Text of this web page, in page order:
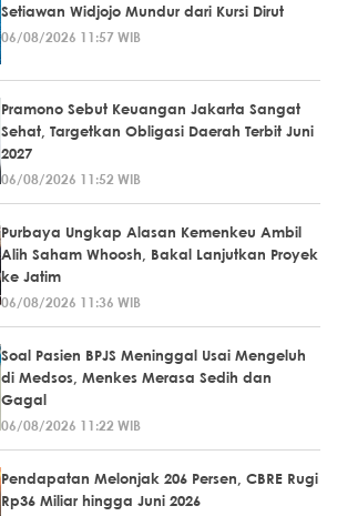
Setiawan Widjojo Mundur dari Kursi Dirut
06/08/2026 11:57 WIB
Pramono Sebut Keuangan Jakarta Sangat
Sehat, Targetkan Obligasi Daerah Terbit Juni
2027
06/08/2026 11:52 WIB
Purbaya Ungkap Alasan Kemenkeu Ambil
Alih Saham Whoosh, Bakal Lanjutkan Proyek
ke Jatim
06/08/2026 11:36 WIB
Soal Pasien BPJS Meninggal Usai Mengeluh
di Medsos, Menkes Merasa Sedih dan
Gagal
06/08/2026 11:22 WIB
Pendapatan Melonjak 206 Persen, CBRE Rugi
Rp36 Miliar hingga Juni 2026